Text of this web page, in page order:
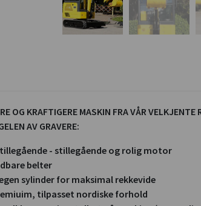
OG KRAFTIGERE MASKIN FRA VÅR VELKJENTE
AV GRAVERE:
- stillegående og rolig motor
belter
sylinder for maksimal rekkevide
tilpasset nordiske forhold